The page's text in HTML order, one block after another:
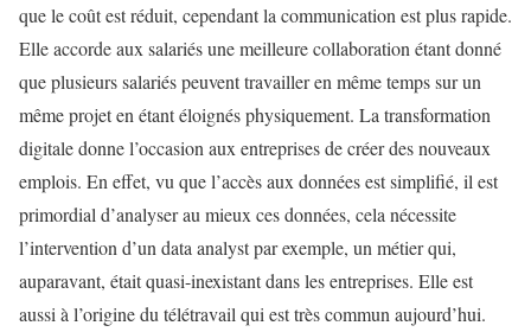
que le coût est réduit, cependant la communication est plus rapide.
Elle accorde aux salariés une meilleure collaboration étant donné
que plusieurs salariés peuvent travailler en même temps sur un
même projet en étant éloignés physiquement. La transformation
digitale donne l’occasion aux entreprises de créer des nouveaux
emplois. En effet, vu que l’accès aux données est simplifié, il est
primordial d’analyser au mieux ces données, cela nécessite
l’intervention d’un data analyst par exemple, un métier qui,
auparavant, était quasi-inexistant dans les entreprises. Elle est
aussi à l’origine du télétravail qui est très commun aujourd’hui.